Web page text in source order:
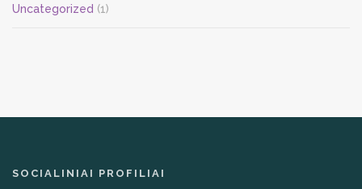
Uncategorized (1)
SOCIALINIAI PROFILIAI